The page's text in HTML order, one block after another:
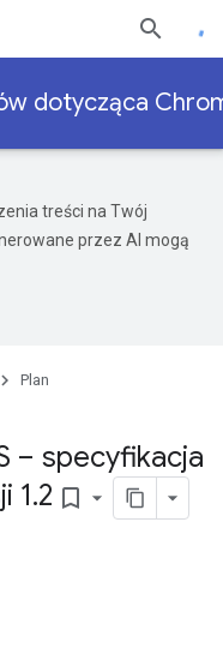
dotycząca
treści na Twój
przez AI mogą
Plan
– specyfikacja
1.2 bookmark_border